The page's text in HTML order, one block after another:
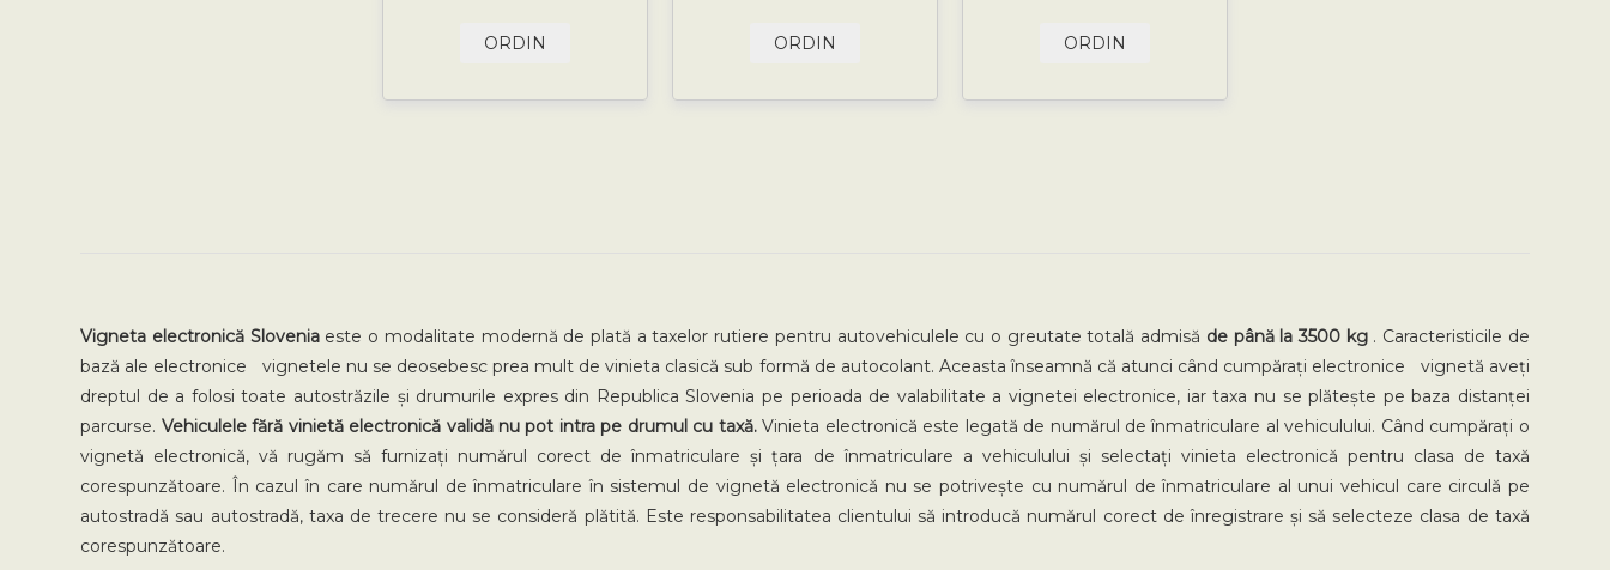
ORDIN ORDIN ORDIN
Vigneta electronică Slovenia este o modalitate modernă de plată a taxelor rutiere pentru autovehiculele cu o greutate totală admisă de până la 3500 kg . Caracteristicile de
bază ale electronice vignetele nu se deosebesc prea mult de vinieta clasică sub formă de autocolant. Aceasta înseamnă că atunci când cumpărați electronice vignetă aveți
dreptul de a folosi toate autostrăzile și drumurile expres din Republica Slovenia pe perioada de valabilitate a vignetei electronice, iar taxa nu se plătește pe baza distanței
parcurse. Vehiculele fără vinietă electronică validă nu pot intra pe drumul cu taxă.Vinieta electronică este legată de numărul de înmatriculare al vehiculului. Când cumpărați o
vignetă electronică, vă rugăm să furnizați numărul corect de înmatriculare și țara de înmatriculare a vehiculului și selectați vinieta electronică pentru clasa de taxă
corespunzătoare. În cazul în care numărul de înmatriculare în sistemul de vignetă electronică nu se potrivește cu numărul de înmatriculare al unui vehicul care circulă pe
autostradă sau autostradă, taxa de trecere nu se consideră plătită. Este responsabilitatea clientului să introducă numărul corect de înregistrare și să selecteze clasa de taxă
corespunzătoare.